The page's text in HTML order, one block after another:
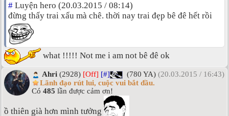
# Luyện hero (20.03.2015 / 08:14)
đừng thấy trai xấu mà chê. thời nay trai đẹp bê đê hết rồi
what !!!!! Not me i am not bê đê ok
Ahri (2928) [Off] [#] (780 YA) (20.03.2015 / 16:43)
Lãnh đạo rút lui, cuộc vui bắt đầu.
Có 485 lần được cảm ơn!
ồ thiên già hơn mình tưởng